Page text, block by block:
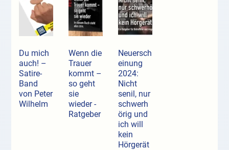
Du mich
auch! –
Satire-
Band
von Peter
Wilhelm
Wenn die
Trauer
kommt –
so geht
sie
wieder -
Ratgeber
Neuersch
einung
2024:
Nicht
senil, nur
schwerh
örig und
ich will
kein
Hörgerät